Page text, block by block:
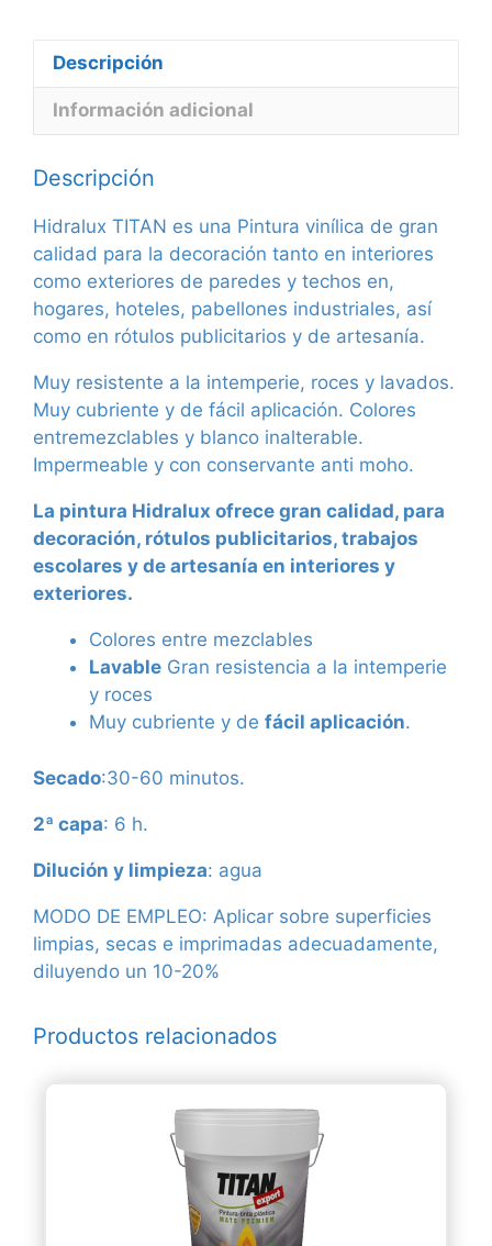
Descripción
Información adicional
Descripción
Hidralux TITAN es una Pintura vinílica de gran
calidad para la decoración tanto en interiores
como exteriores de paredes y techos en,
hogares, hoteles, pabellones industriales, así
como en rótulos publicitarios y de artesanía.
Muy resistente a la intemperie, roces y lavados.
Muy cubriente y de fácil aplicación. Colores
entremezclables y blanco inalterable.
Impermeable y con conservante anti moho.
La pintura Hidralux ofrece gran calidad, para
decoración, rótulos publicitarios, trabajos
escolares y de artesanía en interiores y
exteriores.
Colores entre mezclables
Lavable Gran resistencia a la intemperie
y roces
Muy cubriente y de fácil aplicación.
Secado:30-60 minutos.
2ª capa: 6 h.
Dilución y limpieza: agua
MODO DE EMPLEO: Aplicar sobre superficies
limpias, secas e imprimadas adecuadamente,
diluyendo un 10-20%
Productos relacionados
Este